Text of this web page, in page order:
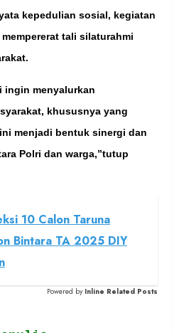
kepedulian sosial, kegiatan
tali silaturahmi
ingin menyalurkan
khususnya yang
menjadi bentuk sinergi dan
Polri dan warga,”tutup
10 Calon Taruna
Bintara TA 2025 DIY
Powered by Inline Related Posts